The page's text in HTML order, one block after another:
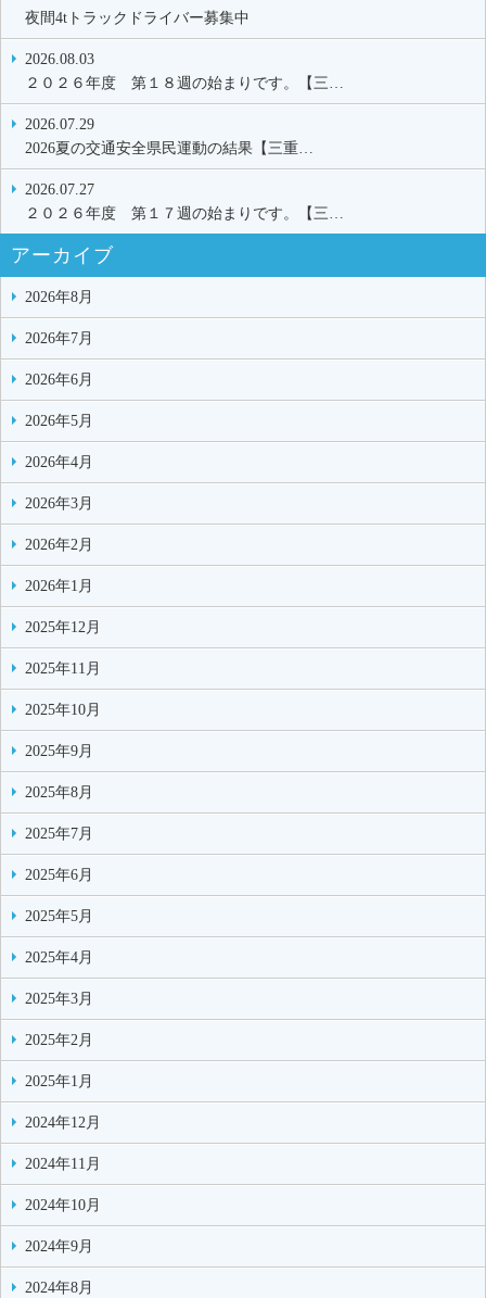
夜間4tトラックドライバー募集中
2026.08.03
２０２６年度 第１８週の始まりです。【三…
2026.07.29
2026夏の交通安全県民運動の結果【三重…
2026.07.27
２０２６年度 第１７週の始まりです。【三…
アーカイブ
2026年8月
2026年7月
2026年6月
2026年5月
2026年4月
2026年3月
2026年2月
2026年1月
2025年12月
2025年11月
2025年10月
2025年9月
2025年8月
2025年7月
2025年6月
2025年5月
2025年4月
2025年3月
2025年2月
2025年1月
2024年12月
2024年11月
2024年10月
2024年9月
2024年8月